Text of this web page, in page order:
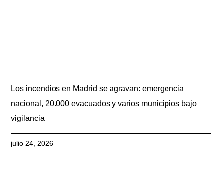
Los incendios en Madrid se agravan: emergencia
nacional, 20.000 evacuados y varios municipios bajo
vigilancia
julio 24, 2026